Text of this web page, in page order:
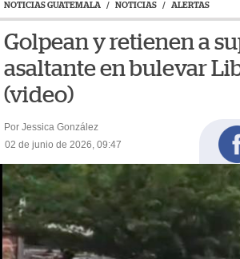
NOTICIAS GUATEMALA / NOTICIAS / ALERTAS
Golpean y retienen a
asaltante en bulevar
(video)
Por Jessica González
02 de junio de 2026, 09:47